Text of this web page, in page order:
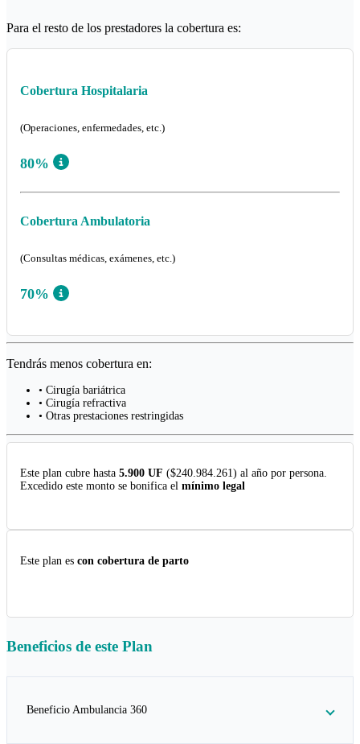
Para el resto de los prestadores la cobertura es:
Cobertura Hospitalaria
(Operaciones, enfermedades, etc.)
80%
Cobertura Ambulatoria
(Consultas médicas, exámenes, etc.)
70%
Tendrás menos cobertura en:
• Cirugía bariátrica
• Cirugía refractiva
• Otras prestaciones restringidas
Este plan cubre hasta 5.900 UF ($240.984.261) al año por persona.
Excedido este monto se bonifica el mínimo legal
Este plan es con cobertura de parto
Beneficios de este Plan
Beneficio Ambulancia 360